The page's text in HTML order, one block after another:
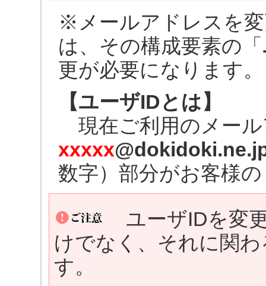
※メールアドレスを
は、その構成要素の「
更が必要になります。
【ユーザIDとは】
現在ご利用のメー
xxxxx
数字）部分がお客様
ユーザIDを変
けでなく、それに関
す。